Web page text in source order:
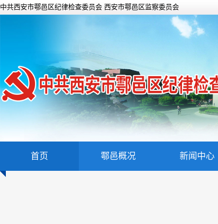
中共西安市鄠邑区纪律检查委员会 西安市鄠邑区监察委员会
首页 鄠邑概况 新闻中心